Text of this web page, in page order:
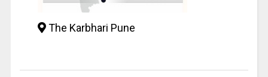
The Karbhari Pune